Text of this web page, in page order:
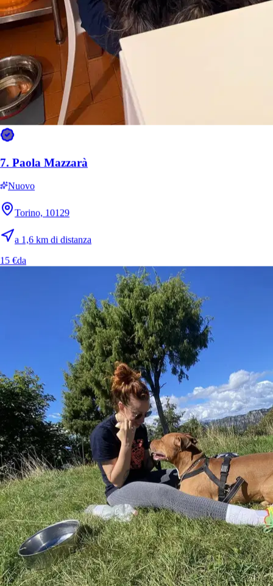
10.Giulia
7. Paola Mazzarà
Nuovo
Torino, 10129
a 1,6 km di distanza
15 €da